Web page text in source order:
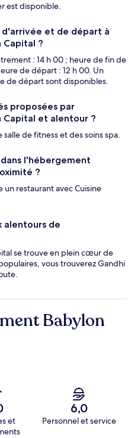
est disponible.
d'arrivée et de départ à
?
: 14 h 00 ; heure de fin de
de départ : 12 h 00. Un
de départ sont disponibles.
proposées par
et alentour ?
de fitness et des soins spa.
l'hébergement
?
un restaurant avec Cuisine
alentours de
se trouve en plein cœur de
vous trouverez Gandhi
Babylon
et
6,0
Personnel et service